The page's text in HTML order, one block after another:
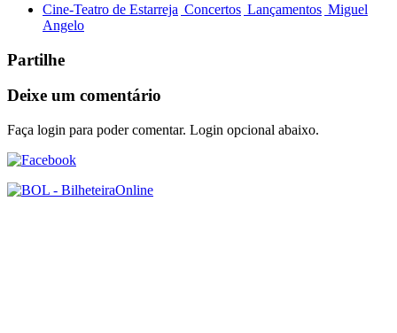
Cine-Teatro de Estarreja Concertos Lançamentos Miguel
Angelo
Partilhe
Deixe um comentário
Faça login para poder comentar. Login opcional abaixo.